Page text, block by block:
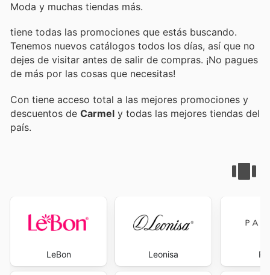
Moda y muchas tiendas más.
tiene todas las promociones que estás buscando.
Tenemos nuevos catálogos todos los días, así que no
dejes de visitar antes de salir de compras. ¡No pagues
de más por las cosas que necesitas!
Con tiene acceso total a las mejores promociones y
descuentos de Carmel y todas las mejores tiendas del
país.
LeBon Leonisa